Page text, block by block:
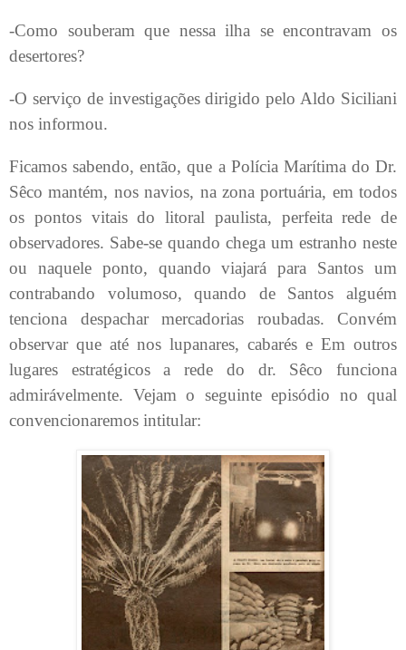
-Como souberam que nessa ilha se encontravam os
desertores?
-O serviço de investigações dirigido pelo Aldo Siciliani
nos informou.
Ficamos sabendo, então, que a Polícia Marítima do Dr.
Sêco mantém, nos navios, na zona portuária, em todos
os pontos vitais do litoral paulista, perfeita rede de
observadores. Sabe-se quando chega um estranho neste
ou naquele ponto, quando viajará para Santos um
contrabando volumoso, quando de Santos alguém
tenciona despachar mercadorias roubadas. Convém
observar que até nos lupanares, cabarés e Em outros
lugares estratégicos a rede do dr. Sêco funciona
admirávelmente. Vejam o seguinte episódio no qual
convencionaremos intitular: